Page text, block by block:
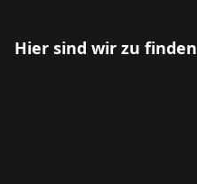
Hier sind wir zu finden